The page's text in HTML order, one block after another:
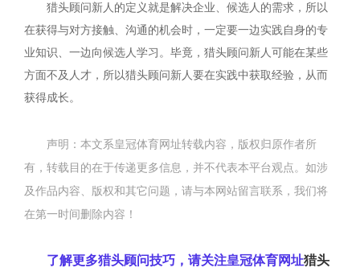
猎头顾问新人的定义就是解决企业、候选人的需求，所以
在获得与对方接触、沟通的机会时，一定要一边实践自身的专
业知识、一边向候选人学习。毕竟，猎头顾问新人可能在某些
方面不及人才，所以猎头顾问新人要在实践中获取经验，从而
获得成长。
声明：本文系皇冠体育网址转载内容，版权归原作者所
有，转载目的在于传递更多信息，并不代表本平台观点。如涉
及作品内容、版权和其它问题，请与本网站留言联系，我们将
在第一时间删除内容！
了解更多猎头顾问技巧，请关注皇冠体育网址猎头